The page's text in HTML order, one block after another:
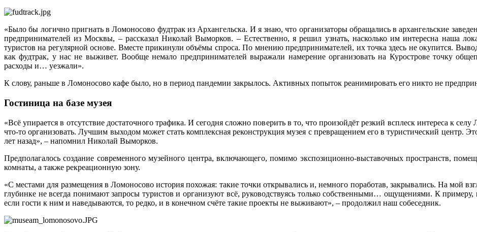
«Было бы логично пригнать в Ломоносово фудтрак из Архангельска. И я знаю, что организаторы обращались в архангельские
предпринимателей из Москвы, – рассказал Николай Выморков. – Естественно, я решил узнать, насколько им интересна наша
туристов на регулярной основе. Вместе прикинули объёмы спроса. По мнению предпринимателей, их точка здесь не окупится.
как фудтрак, у нас не выживет. Вообще немало предпринимателей выражали намерение организовать на Курострове точку
расходы и… уезжали».
К слову, раньше в Ломоносово кафе было, но в период пандемии закрылось. Активных попыток реанимировать его никто не
Гостиница на базе музея
«Всё упирается в отсутствие достаточного трафика. И сегодня сложно поверить в то, что произойдёт резкий всплеск интереса к
что‑то организовать. Лучшим выходом может стать комплексная реконструкция музея с превращением его в туристический центр.
лет назад», – напомнил Николай Выморков.
Предполагалось создание современного музейного центра, включающего, помимо экспозиционно-выставочных пространств,
комнаты, а также рекреационную зону.
«С местами для размещения в Ломоносово история похожая: такие точки открывались и, немного поработав, закрывались. На мой
глубинке не всегда понимают запросы туристов и организуют всё, руководствуясь только собственными… ощущениями. К
если гости к ним и наведываются, то редко, и в конечном счёте такие проекты не выживают», – продолжил наш собеседник.